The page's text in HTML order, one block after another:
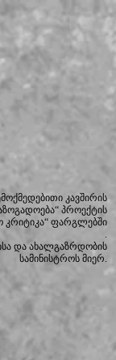
კავშირის
პროექტის
ფარგლებში
.
და ახალგაზრდობის
სამინისტროს მიერ.